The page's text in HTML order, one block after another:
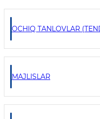
OCHIQ TANLOVLAR
MAJLISLAR